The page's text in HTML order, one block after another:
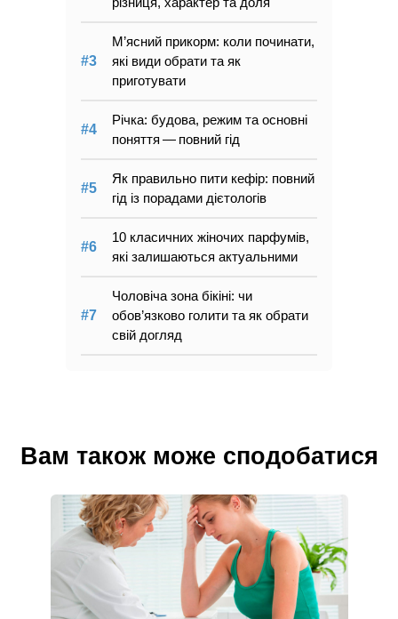
М’ясний прикорм: коли починати,
які види обрати та як
приготувати
Річка: будова, режим та основні
поняття — повний гід
Як правильно пити кефір: повний
гід із порадами дієтологів
10 класичних жіночих парфумів,
які залишаються актуальними
Чоловіча зона бікіні: чи
обов’язково голити та як обрати
свій догляд
Вам також може сподобатися